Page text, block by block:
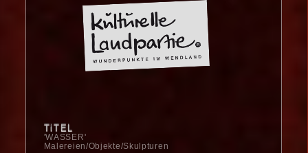
TiTEL
'WASSER'
Malereien/Objekte/Skulpturen